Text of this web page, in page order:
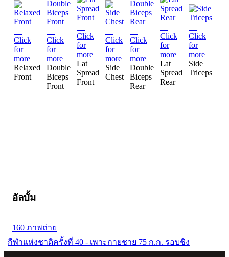
Relaxed
Front
Double
Biceps
Front
Lat
Spread
Front
Side
Chest
Double
Biceps
Rear
Lat
Spread
Rear
Side
Triceps
อัลบั้ม
160 ภาพถ่าย
กีฬาแห่งชาติครั้งที่ 40 - เพาะกายชาย 75 ก.ก. รอบชิง